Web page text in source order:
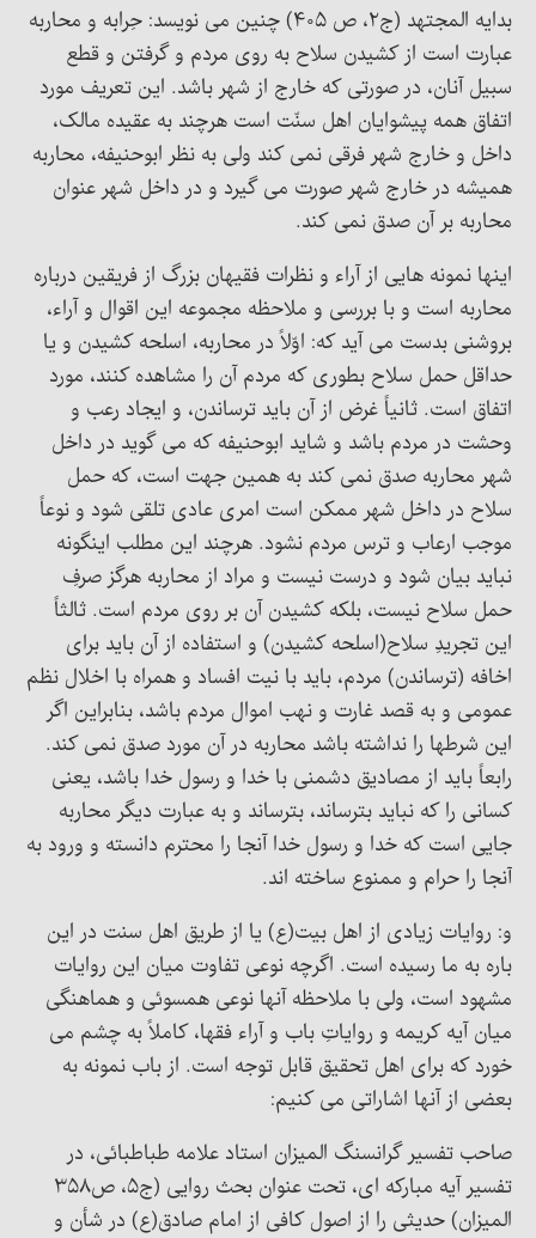
بدایه المجتهد (ج۲، ص ۴۰۵) چنین می نویسد: حِرابه و محاربه
عبارت است از کشیدن سلاح به­ روی مردم و گرفتن و قطع
سبیل آنان، در صورتی که خارج از شهر باشد. این تعریف مورد
اتفاق همه پیشوایان اهل سنّت است هرچند به عقیده مالک،
داخل و خارج شهر فرقی نمی کند ولی به نظر ابوحنیفه، محاربه
همیشه در خارج شهر صورت می گیرد و در داخل شهر عنوان
محاربه بر آن صدق نمی کند.
اینها نمونه هایی از آراء و نظرات فقیهان بزرگ از فریقین درباره
محاربه است و با بررسی و ملاحظه مجموعه این اقوال و آراء،
بروشنی بدست می آید که: اوّلاً در محاربه، اسلحه کشیدن و یا
حداقل حمل سلاح بطوری که مردم آن را مشاهده کنند، مورد
اتفاق است. ثانیاً غرض از آن باید ترساندن، و ایجاد رعب و
وحشت در مردم باشد و شاید ابوحنیفه که می گوید در داخل
شهر محاربه صدق نمی کند به همین جهت است، که حمل
سلاح در داخل شهر ممکن است امری عادی تلقی شود و نوعاً
موجب ارعاب و ترس مردم نشود. هرچند این مطلب اینگونه
نباید بیان شود و درست نیست و مراد از محاربه هرگز صرفِ
حمل سلاح نیست، بلکه کشیدن آن بر روی مردم است. ثالثاً
این تجریدِ سلاح(اسلحه کشیدن) و استفاده از آن باید برای
اخافه (ترساندن) مردم، باید با نیت افساد و همراه با اخلال نظم
عمومی و به قصد غارت و نهب اموال مردم باشد، بنابراین اگر
این شرطها را نداشته باشد محاربه در آن مورد صدق نمی کند.
رابعاً باید از مصادیق دشمنی با خدا و رسول خدا باشد، یعنی
کسانی را که نباید بترساند، بترساند و به عبارت دیگر محاربه
جایی است که خدا و رسول خدا آنجا را محترم دانسته و ورود به
آنجا را حرام و ممنوع ساخته اند.
و: روایات زیادی از اهل بیت(ع) یا از طریق اهل سنت در این
باره به ما رسیده است. اگرچه نوعی تفاوت میان این روایات
مشهود است، ولی با ملاحظه آنها نوعی همسوئی و هماهنگی
میان آیه کریمه و روایاتِ باب و آراء فقها، کاملاً به چشم می
خورد که برای اهل تحقیق قابل توجه است. از باب نمونه به
بعضی از آنها اشاراتی می کنیم:
صاحب تفسیر گرانسنگ المیزان استاد علامه طباطبائی، در
تفسیر آیه مبارکه ای، تحت عنوان بحث روایی (ج۵، ص۳۵۸
المیزان) حدیثی را از اصول کافی از امام صادق(ع) در شأن و